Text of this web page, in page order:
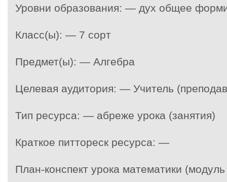
Уровни образования: — дух общее
Класс(ы): — 7 сорт
Предмет(ы): — Алгебра
Целевая аудитория: — Учитель
Тип ресурса: — абреже урока (занятия)
Краткое питтореск ресурса: —
План-конспект урока математики